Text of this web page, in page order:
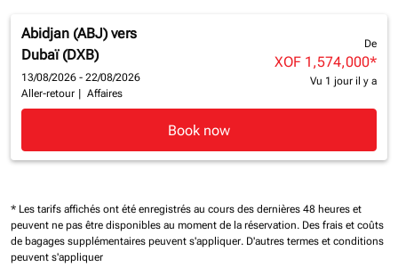
Abidjan (ABJ) vers
Dubaï (DXB)
13/08/2026 - 22/08/2026
Aller-retour
Affaires
De
XOF 1,574,000*
Vu 1 jour il y a
Book now
* Les tarifs affichés ont été enregistrés au cours des dernières 48 heures et
peuvent ne pas être disponibles au moment de la réservation. Des frais et coûts
de bagages supplémentaires peuvent s'appliquer. D'autres termes et conditions
peuvent s'appliquer